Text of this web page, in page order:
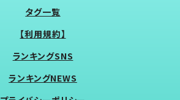
タグ一覧
【利用規約】
ランキングSNS
ランキングNEWS